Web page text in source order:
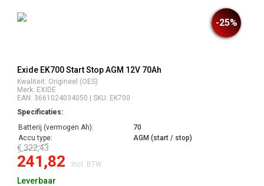
-25%
Exide EK700 Start Stop AGM 12V 70Ah
Kwaliteit: Origineel (OES)
Merk: EXIDE
EAN: 3661024034050 | SKU: EK700
Specificaties:
Batterij (vermogen Ah):
70
Accu type:
AGM (start / stop)
€ 322,43
241,82 Incl. BTW
Leverbaar